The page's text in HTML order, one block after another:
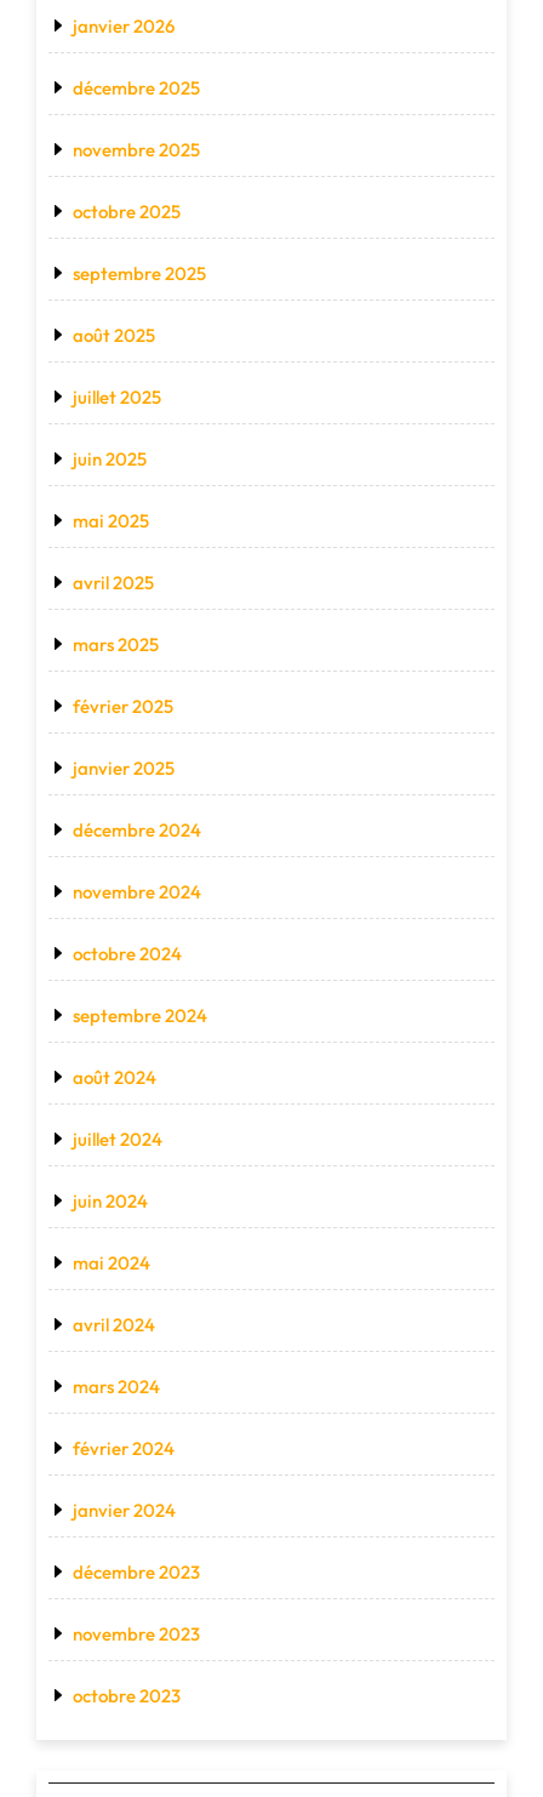
janvier 2026
décembre 2025
novembre 2025
octobre 2025
septembre 2025
août 2025
juillet 2025
juin 2025
mai 2025
avril 2025
mars 2025
février 2025
janvier 2025
décembre 2024
novembre 2024
octobre 2024
septembre 2024
août 2024
juillet 2024
juin 2024
mai 2024
avril 2024
mars 2024
février 2024
janvier 2024
décembre 2023
novembre 2023
octobre 2023